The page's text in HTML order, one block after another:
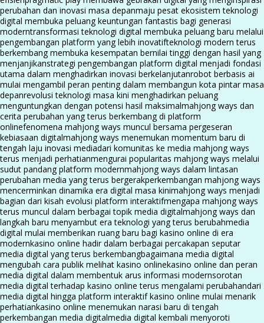
perubahan dan inovasi masa depanmaju pesat ekosistem teknologi
digital membuka peluang keuntungan fantastis bagi generasi
moderntransformasi teknologi digital membuka peluang baru melalui
pengembangan platform yang lebih inovatifteknologi modern terus
berkembang membuka kesempatan bernilai tinggi dengan hasil yang
menjanjikanstrategi pengembangan platform digital menjadi fondasi
utama dalam menghadirkan inovasi berkelanjutanrobot berbasis ai
mulai mengambil peran penting dalam membangun kota pintar masa
depanrevolusi teknologi masa kini menghadirkan peluang
menguntungkan dengan potensi hasil maksimalmahjong ways dan
cerita perubahan yang terus berkembang di platform
onlinefenomena mahjong ways muncul bersama pergeseran
kebiasaan digitalmahjong ways menemukan momentum baru di
tengah laju inovasi mediadari komunitas ke media mahjong ways
terus menjadi perhatianmengurai popularitas mahjong ways melalui
sudut pandang platform modernmahjong ways dalam lintasan
perubahan media yang terus bergerakperkembangan mahjong ways
mencerminkan dinamika era digital masa kinimahjong ways menjadi
bagian dari kisah evolusi platform interaktifmengapa mahjong ways
terus muncul dalam berbagai topik media digitalmahjong ways dan
langkah baru menyambut era teknologi yang terus berubahmedia
digital mulai memberikan ruang baru bagi kasino online di era
modernkasino online hadir dalam berbagai percakapan seputar
media digital yang terus berkembangbagaimana media digital
mengubah cara publik melihat kasino onlinekasino online dan peran
media digital dalam membentuk arus informasi modernsorotan
media digital terhadap kasino online terus mengalami perubahandari
media digital hingga platform interaktif kasino online mulai menarik
perhatiankasino online menemukan narasi baru di tengah
perkembangan media digitalmedia digital kembali menyoroti